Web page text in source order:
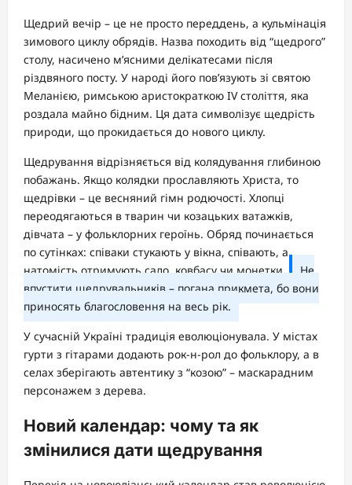
Щедрий вечір – це не просто переддень, а кульмінація
зимового циклу обрядів. Назва походить від “щедрого”
столу, насичено м’ясними делікатесами після
різдвяного посту. У народі його пов’язують зі святою
Меланією, римською аристократкою IV століття, яка
роздала майно бідним. Ця дата символізує щедрість
природи, що прокидається до нового циклу.
Щедрування відрізняється від колядування глибиною
побажань. Якщо колядки прославляють Христа, то
щедрівки – це весняний гімн родючості. Хлопці
переодягаються в тварин чи козацьких ватажків,
дівчата – у фольклорних героїнь. Обряд починається
по сутінках: співаки стукають у вікна, співають, а
натомість отримують сало, ковбасу чи монетки.
Не
впустити щедрувальників – погана прикмета, бо вони
приносять благословення на весь рік.
У сучасній Україні традиція еволюціонувала. У містах
гурти з гітарами додають рок-н-рол до фольклору, а в
селах зберігають автентику з “козою” – маскарадним
персонажем з дерева.
Новий календар: чому та як
змінилися дати щедрування